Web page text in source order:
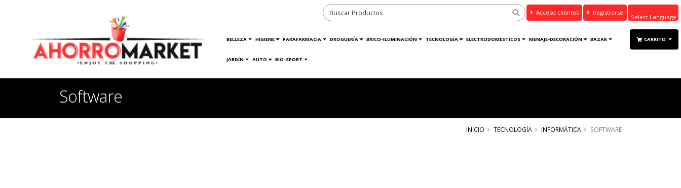
Acceso clientes Registrarse
Powered by
Translate
BELLEZA HIGIENE PARAFARMACIA DROGUERÍA BRICO-ILUMINACIÓN TECNOLOGÍA ELECTRODOMESTICOS MENAJE-DECORACIÓN BAZAR
JARDÍN AUTO BIO-SPORT
CARRITO
Software
INICIO TECNOLOGÍA INFORMÁTICA SOFTWARE